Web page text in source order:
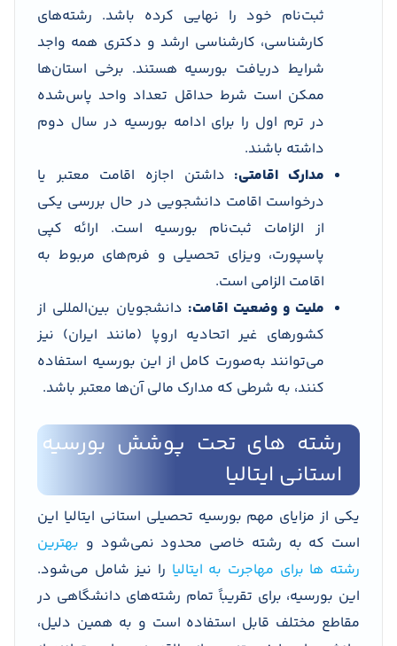
ثبت‌نام خود را نهایی کرده باشد. رشته‌های
کارشناسی، کارشناسی ارشد و دکتری همه واجد
شرایط دریافت بورسیه هستند. برخی استان‌ها
ممکن است شرط حداقل تعداد واحد پاس‌شده
در ترم اول را برای ادامه بورسیه در سال دوم
داشته باشند.
مدارک اقامتی: داشتن اجازه اقامت معتبر یا
درخواست اقامت دانشجویی در حال بررسی یکی
از الزامات ثبت‌نام بورسیه است. ارائه کپی
پاسپورت، ویزای تحصیلی و فرم‌های مربوط به
اقامت الزامی است.
ملیت و وضعیت اقامت: دانشجویان بین‌المللی از
کشورهای غیر اتحادیه اروپا (مانند ایران) نیز
می‌توانند به‌صورت کامل از این بورسیه استفاده
کنند، به شرطی که مدارک مالی آن‌ها معتبر باشد.
رشته های تحت پوشش بورسیه
استانی ایتالیا
یکی از مزایای مهم بورسیه تحصیلی استانی ایتالیا این
است که به رشته خاصی محدود نمی‌شود و بهترین
رشته ها برای مهاجرت به ایتالیا را نیز شامل می‌شود.
این بورسیه، برای تقریباً تمام رشته‌های دانشگاهی در
مقاطع مختلف قابل استفاده است و به همین دلیل،